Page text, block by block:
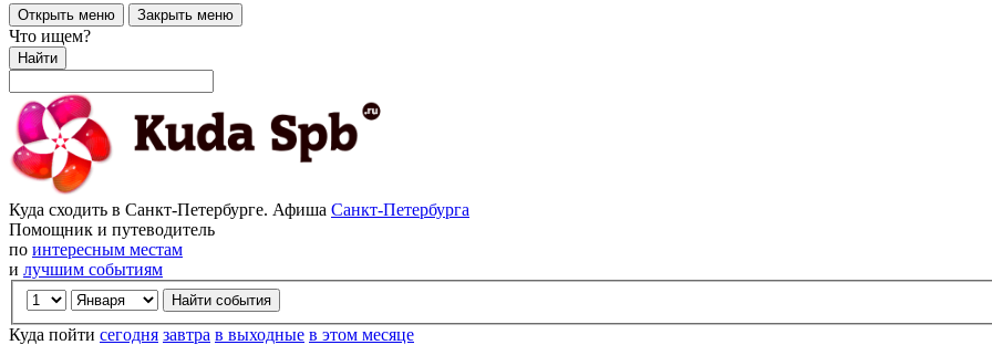
Открыть меню Закрыть меню
Что ищем?
Найти
Куда сходить в Санкт-Петербурге. Афиша Санкт-Петербурга
Помощник и путеводитель
по интересным местам
и лучшим событиям
Куда пойти сегодня завтра в выходные в этом месяце